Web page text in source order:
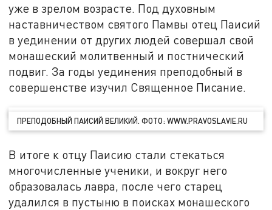
уже в зрелом возрасте. Под духовным
наставничеством святого Памвы отец Паисий
в уединении от других людей совершал свой
монашеский молитвенный и постнический
подвиг. За годы уединения преподобный в
совершенстве изучил Священное Писание.
ПРЕПОДОБНЫЙ ПАИСИЙ ВЕЛИКИЙ. ФОТО: WWW.PRAVOSLAVIE.RU
В итоге к отцу Паисию стали стекаться
многочисленные ученики, и вокруг него
образовалась лавра, после чего старец
удалился в пустыню в поисках монашеского